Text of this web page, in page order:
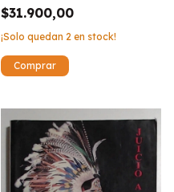
$31.900,00
¡Solo quedan 2 en stock!